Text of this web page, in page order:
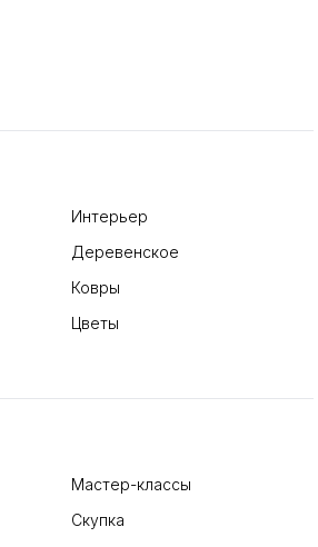
Интерьер
Деревенское
Ковры
Цветы
Мастер-классы
Скупка